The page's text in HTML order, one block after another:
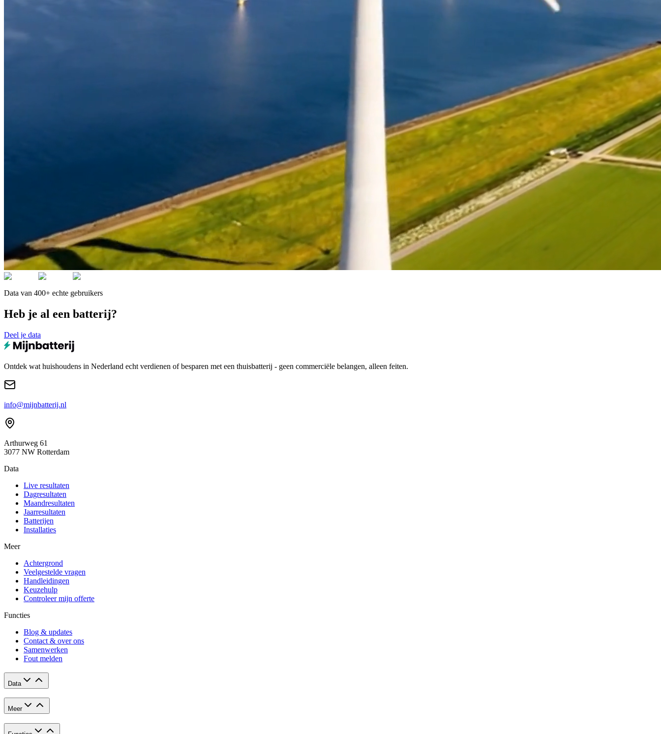
Data van 400+ echte gebruikers
Heb je al een batterij?
Deel je data
Ontdek wat huishoudens in Nederland echt verdienen of besparen met een thuisbatterij - geen commerciële belangen, alleen feiten.
info@mijnbatterij.nl
Arthurweg 61
3077 NW Rotterdam
Data
Live resultaten
Dagresultaten
Maandresultaten
Jaarresultaten
Batterijen
Installaties
Meer
Achtergrond
Veelgestelde vragen
Handleidingen
Keuzehulp
Controleer mijn offerte
Functies
Blog & updates
Contact & over ons
Samenwerken
Fout melden
Data
Meer